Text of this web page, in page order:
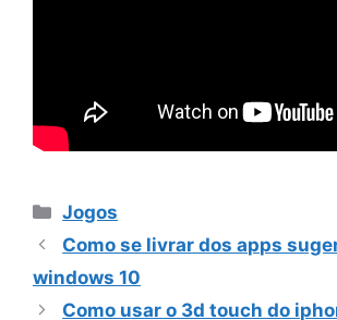
Categorias
Jogos
Como se livrar dos apps
windows 10
Como usar o 3d touch do